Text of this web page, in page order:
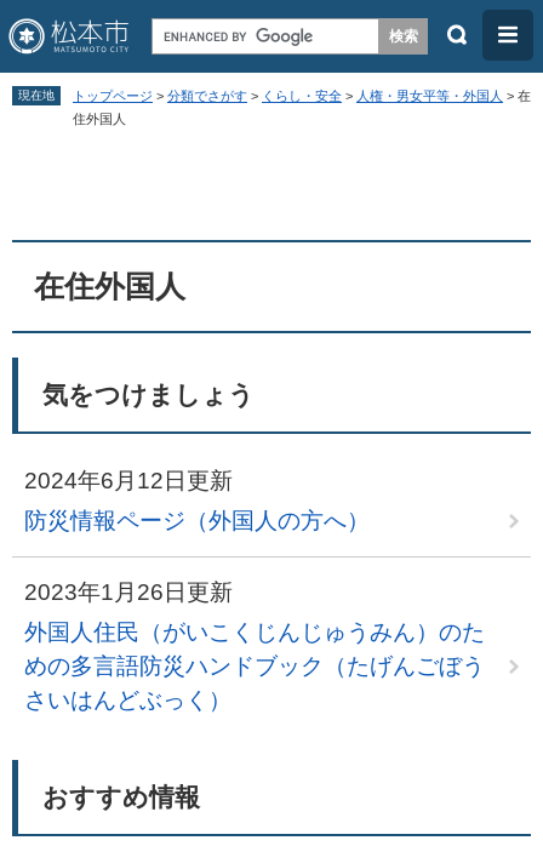
ペ
す
。
メ
し
て
文
検
メ
ニ
ュ
現在地 トップページ > 分類でさがす > くらし・安全 > 人権・男女平等・外国人 > 在
住外国人
在住外国人
気をつけましょう
2024年6月12日更新
防災情報ページ（外国人の方へ）
2023年1月26日更新
外国人住民（がいこくじんじゅうみん）のた
めの多言語防災ハンドブック（たげんごぼう
さいはんどぶっく）
おすすめ情報